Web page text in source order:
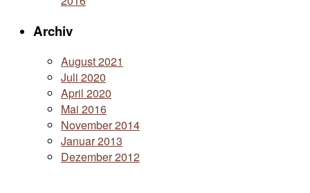
Archiv
August 2021
Juli 2020
April 2020
Mai 2016
November 2014
Januar 2013
Dezember 2012